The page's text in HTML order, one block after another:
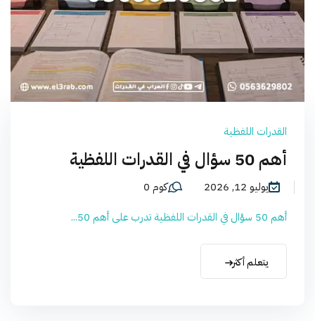
القدرات اللفظية
أهم 50 سؤال في القدرات اللفظية
يوليو 12, 2026
كوم 0
أهم 50 سؤال في القدرات اللفظية تدرب على أهم 50...
يتعلم أكثر